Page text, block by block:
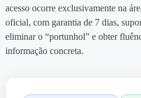
acesso ocorre exclusivamente na
oficial, com garantia de 7 dias,
eliminar o “portunhol” e obter
informação concreta.